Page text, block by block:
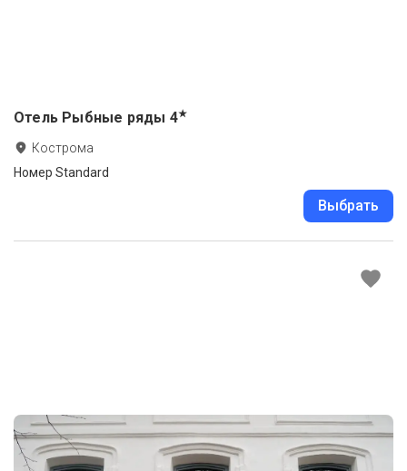
Отель Рыбные ряды 4★
Кострома
Номер Standard
Выбрать